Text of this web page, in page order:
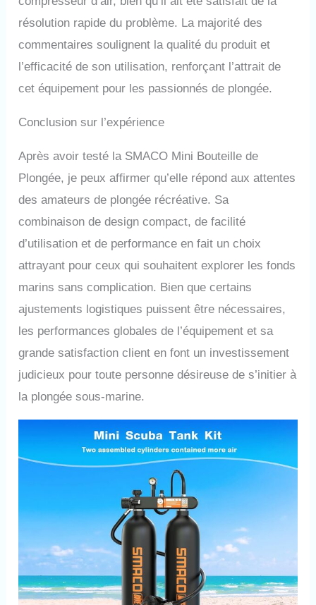
résolution rapide du problème. La majorité des
commentaires soulignent la qualité du produit et
l’efficacité de son utilisation, renforçant l’attrait de
cet équipement pour les passionnés de plongée.
Conclusion sur l’expérience
Après avoir testé la SMACO Mini Bouteille de
Plongée, je peux affirmer qu’elle répond aux attentes
des amateurs de plongée récréative. Sa
combinaison de design compact, de facilité
d’utilisation et de performance en fait un choix
attrayant pour ceux qui souhaitent explorer les fonds
marins sans complication. Bien que certains
ajustements logistiques puissent être nécessaires,
les performances globales de l’équipement et sa
grande satisfaction client en font un investissement
judicieux pour toute personne désireuse de s’initier à
la plongée sous-marine.